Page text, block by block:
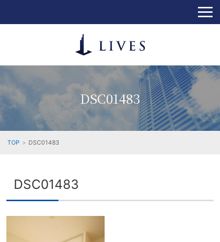
DSC01483
TOP DSC01483
DSC01483